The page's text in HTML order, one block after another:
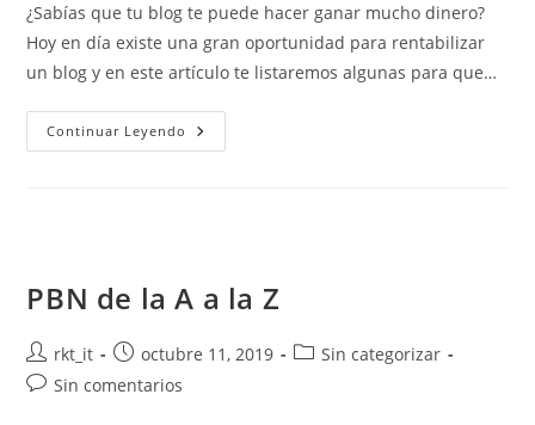
¿Sabías que tu blog te puede hacer ganar mucho dinero?
Hoy en día existe una gran oportunidad para rentabilizar
un blog y en este artículo te listaremos algunas para que…
Continuar Leyendo
PBN de la A a la Z
rkt_it octubre 11, 2019
Sin categorizar
Sin comentarios